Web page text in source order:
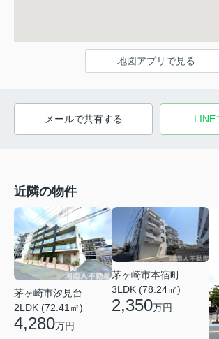
地図アプリで見る
メールで共有する LINE
近隣の物件
茅ヶ崎市汐見台
2LDK (72.41㎡)
4,280万円
茅ヶ崎市本宿町
3LDK (78.24㎡)
2,350万円